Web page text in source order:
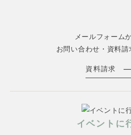
メールフォーム
お問い合わせ・資料請
資料請求
イベントに